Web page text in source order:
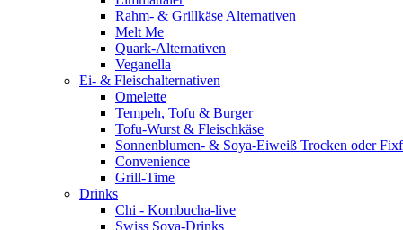
Rahm- & Grillkäse Alternativen
Melt Me
Quark-Alternativen
Veganella
Ei- & Fleischalternativen
Omelette
Tempeh, Tofu & Burger
Tofu-Wurst & Fleischkäse
Sonnenblumen- & Soya-Eiweiß Trocken oder
Convenience
Grill-Time
Drinks
Chi - Kombucha-live
Swiss Soya-Drinks